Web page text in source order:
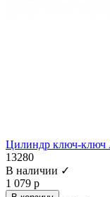
Цилиндр ключ-ключ
13280
В наличии ✓
1 079 р